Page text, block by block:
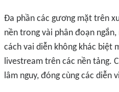
Đa phần các gương mặt trên
nền trong vài phân đoạn
cách vai diễn không khác biệt
livestream trên các nền tảng.
lâm nguy, đóng cùng các diễn